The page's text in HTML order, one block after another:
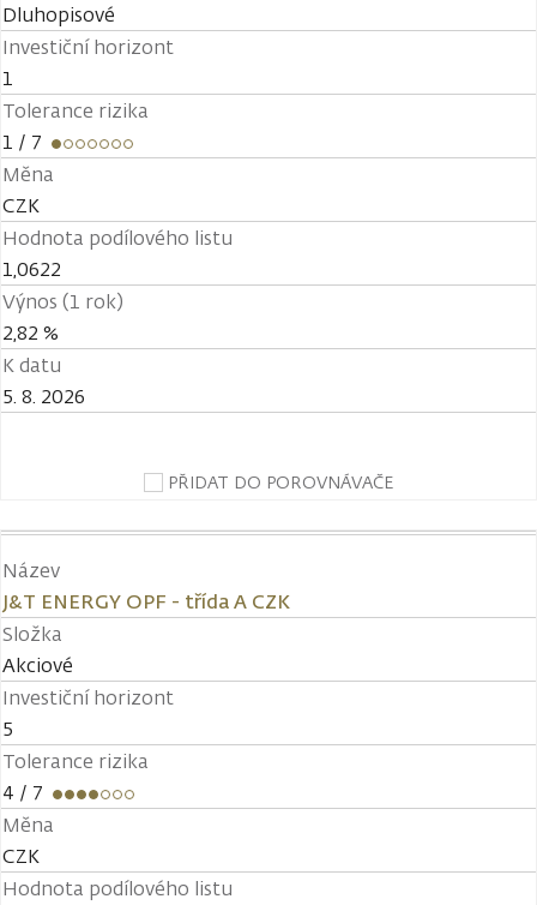
Dluhopisové
Investiční horizont
1
Tolerance rizika
1 / 7
Měna
CZK
Hodnota podílového listu
1,0622
Výnos (1 rok)
2,82 %
K datu
5. 8. 2026
PŘIDAT DO POROVNÁVAČE
Název
J&T ENERGY OPF - třída A CZK
Složka
Akciové
Investiční horizont
5
Tolerance rizika
4 / 7
Měna
CZK
Hodnota podílového listu